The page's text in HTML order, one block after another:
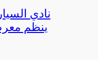
نادي
ينظم